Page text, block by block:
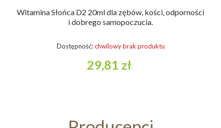
Witamina Słońca D2 20ml dla zębów, kości, odporności
i dobrego samopoczucia.
Dostępność: chwilowy brak produktu
29,81 zł